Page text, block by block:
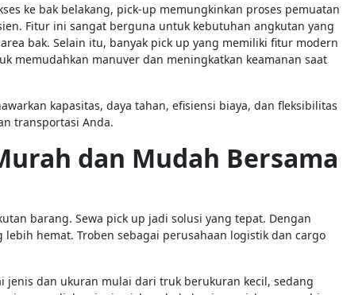
ke bak belakang, pick-up memungkinkan proses pemuatan
Fitur ini sangat berguna untuk kebutuhan angkutan yang
bak. Selain itu, banyak pick up yang memiliki fitur modern
memudahkan manuver dan meningkatkan keamanan saat
kapasitas, daya tahan, efisiensi biaya, dan fleksibilitas
transportasi Anda.
dan Mudah Bersama
barang. Sewa pick up jadi solusi yang tepat. Dengan
lebih hemat. Troben sebagai perusahaan logistik dan cargo
jenis dan ukuran mulai dari truk berukuran kecil, sedang